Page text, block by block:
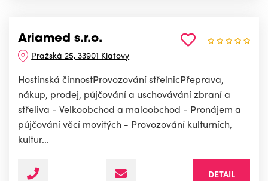
Ariamed s.r.o.
Pražská 25, 33901 Klatovy
Hostinská činnostProvozování střelnicPřeprava,
nákup, prodej, půjčování a uschovávání zbraní a
střeliva - Velkoobchod a maloobchod - Pronájem a
půjčování věcí movitých - Provozování kulturních,
kultur...
DETAIL